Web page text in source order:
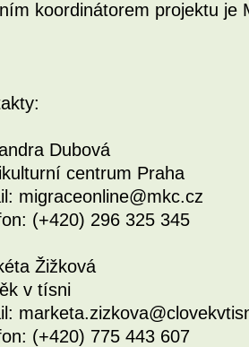
koordinátorem projektu je
Dubová
centrum Praha
migraceonline@mkc.cz
(+420) 296 325 345
Žižková
v tísni
(+420) 775 443 607